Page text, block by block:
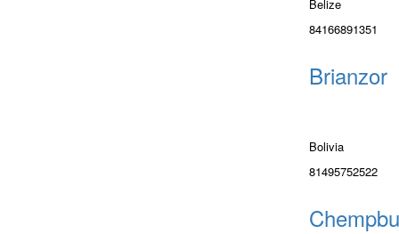
Belize
84166891351
Brianzor
Bolivia
81495752522